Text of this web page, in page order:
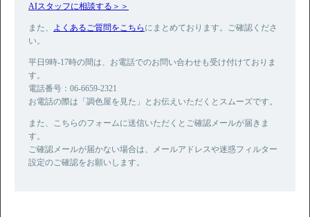
AIスタッフに相談する＞＞
また、 よくあるご質問をこちら にまとめております。ご確認くださ
い。
平日9時-17時の間は、お電話でのお問い合わせも受け付けておりま
す。
電話番号：06-6659-2321
お電話の際は「調色屋を見た」とお伝えいただくとスムーズです。
また、こちらのフォームに送信いただくとご確認メールが届きま
す。
ご確認メールが届かない場合は、メールアドレスや迷惑フィルター
設定のご確認をお願いします。